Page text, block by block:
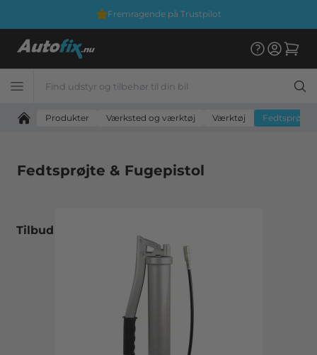
Fremragende på Trustpilot
Produkter Værksted og værktøj Værktøj Fedtsprøjte
Fedtsprøjte & Fugepistol
Tilbud